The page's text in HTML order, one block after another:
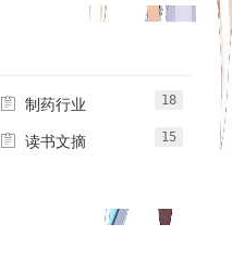
 制药行业 18
 读书文摘 15